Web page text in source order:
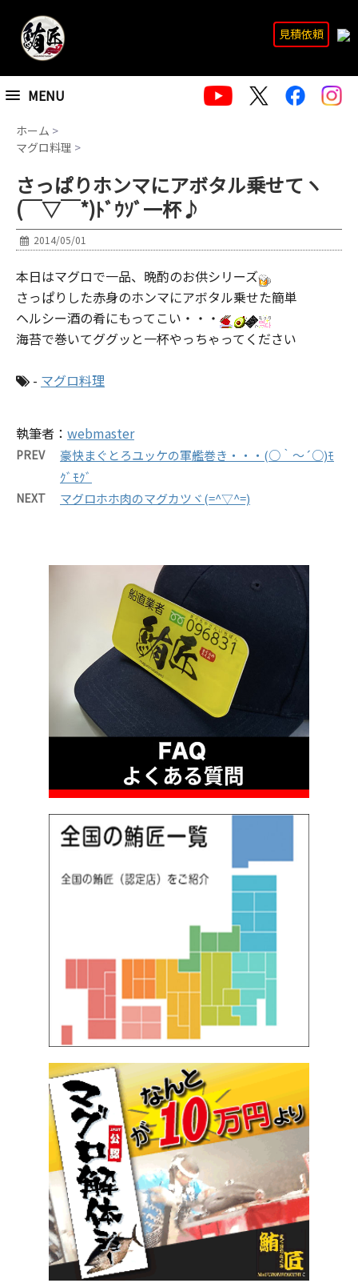
MENU
見積依頼
ホーム >
マグロ料理 >
さっぱりホンマにアボタル乗せてヽ
(￣▽￣*)ﾄﾞｳｿﾞ一杯♪
2014/05/01
本日はマグロで一品、晩酌のお供シリーズ
さっぱりした赤身のホンマにアボタル乗せた簡単
ヘルシー酒の肴にもってこい・・・
海苔で巻いてググッと一杯やっちゃってください
- マグロ料理
執筆者： webmaster
PREV
豪快まぐとろユッケの軍艦巻き・・・(○｀～´○)ﾓ
ｸﾞﾓｸﾞ
NEXT マグロホホ肉のマグカツヾ(=^▽^=)